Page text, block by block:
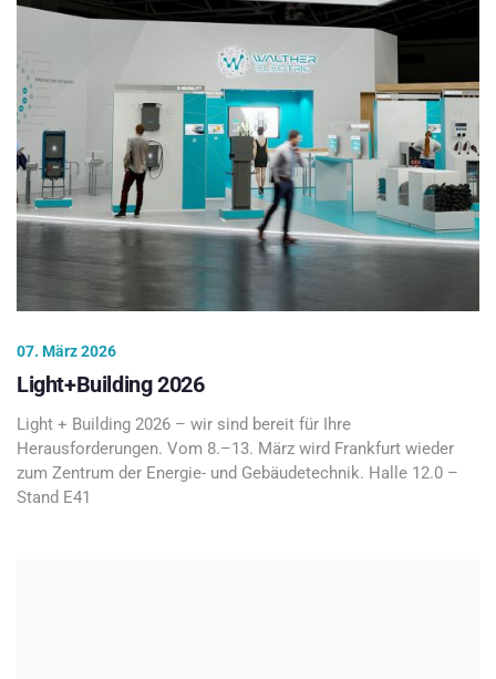
07. März 2026
Light+Building 2026
Light + Building 2026 – wir sind bereit für Ihre
Herausforderungen. Vom 8.–13. März wird Frankfurt wieder
zum Zentrum der Energie- und Gebäudetechnik. Halle 12.0 –
Stand E41